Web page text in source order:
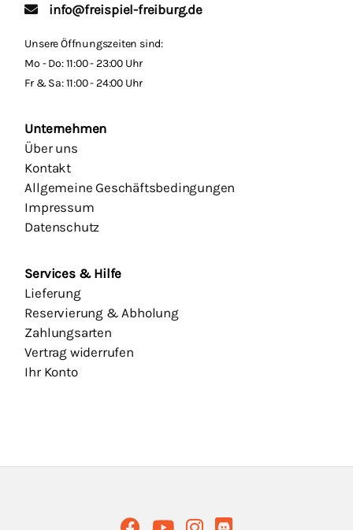
info@freispiel-freiburg.de
Unsere Öffnungszeiten sind:
Mo - Do: 11:00 - 23:00 Uhr
Fr & Sa: 11:00 - 24:00 Uhr
Unternehmen
Über uns
Kontakt
Allgemeine Geschäftsbedingungen
Impressum
Datenschutz
Services & Hilfe
Lieferung
Reservierung & Abholung
Zahlungsarten
Vertrag widerrufen
Ihr Konto